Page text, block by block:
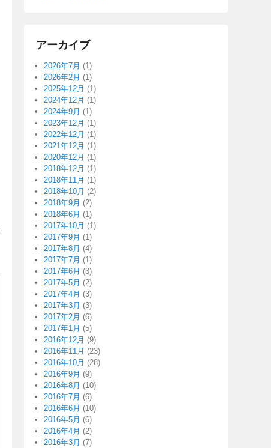
アーカイブ
2026年7月 (1)
2026年2月 (1)
2025年12月 (1)
2024年12月 (1)
2024年9月 (1)
2023年12月 (1)
2022年12月 (1)
2021年12月 (1)
2020年12月 (1)
2018年12月 (1)
2018年11月 (1)
2018年10月 (2)
2018年9月 (2)
2018年6月 (1)
2017年10月 (1)
2017年9月 (1)
2017年8月 (4)
2017年7月 (1)
2017年6月 (3)
2017年5月 (2)
2017年4月 (3)
2017年3月 (3)
2017年2月 (6)
2017年1月 (5)
2016年12月 (9)
2016年11月 (23)
2016年10月 (28)
2016年9月 (9)
2016年8月 (10)
2016年7月 (6)
2016年6月 (10)
2016年5月 (6)
2016年4月 (2)
2016年3月 (7)